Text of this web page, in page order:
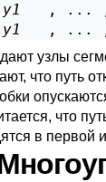
y1
,
y1
,
узлы
что путь
что
в первой